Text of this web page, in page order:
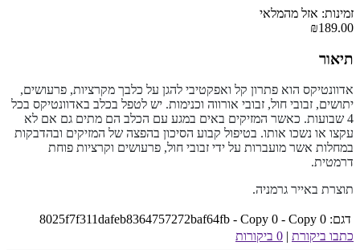
זמינות: אזל מהמלאי
₪189.00
תיאור
אדוונטיקס הוא פתרון קל ואפקטיבי להגן על כלבך מקרציות, פרעושים,
יתושים, זבובי חול, זבובי אורווה וכנימות. יש לטפל בכלב באדוונטיקס בכל
4 שבועות. כאשר המזיקים באים במגע עם הכלב הם מתים גם אם לא
עקצו או נשכו אותו. בטיפול קבוע הסיכון בהפצה של המזיקים ובהדבקות
במחלות אשר מועברות על ידי זבובי חול, פרעושים וקרציות פוחת
דרמטית.
תוצרת באייר גרמניה.
דגם: 8025f7f311dafeb8364757272baf64fb - Copy 0 - Copy 0
כתבו ביקורת | 0 ביקורות